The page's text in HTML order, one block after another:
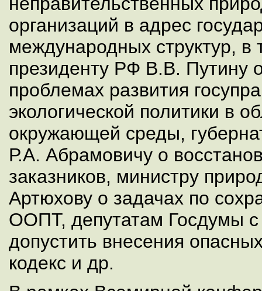
организаций в адрес
международных структур, в
президенту РФ В.В. Путину
проблемах развития
экологической политики в
окружающей среды,
Р.А. Абрамовичу о
заказников, министру
Артюхову о задачах по
ООПТ, депутатам Госдумы с
допустить внесения
кодекс и др.